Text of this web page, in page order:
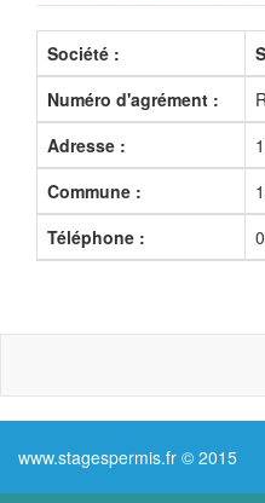
Société :
Numéro d'agrément :
Adresse :
Commune :
Téléphone :
www.stagespermis.fr © 2015